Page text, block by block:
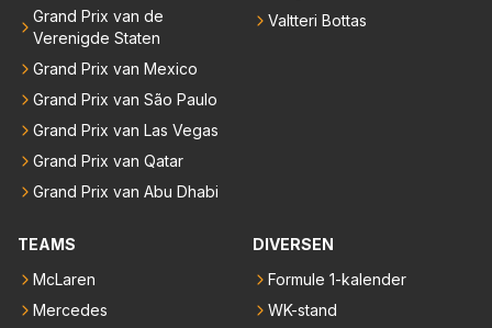
Grand Prix van de
Verenigde Staten
Grand Prix van Mexico
Grand Prix van São Paulo
Grand Prix van Las Vegas
Grand Prix van Qatar
Grand Prix van Abu Dhabi
Valtteri Bottas
TEAMS
McLaren
Mercedes
DIVERSEN
Formule 1-kalender
WK-stand